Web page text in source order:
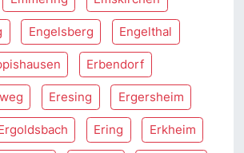
Engelsberg Engelthal
Erbendorf
Eresing Ergersheim
Ering Erkheim